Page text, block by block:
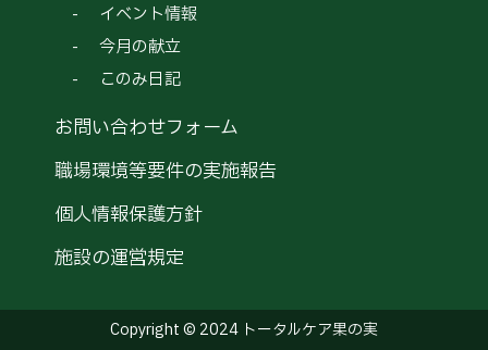
イベント情報
今月の献立
このみ日記
お問い合わせフォーム
職場環境等要件の実施報告
個人情報保護方針
施設の運営規定
Copyright © 2024 トータルケア果の実